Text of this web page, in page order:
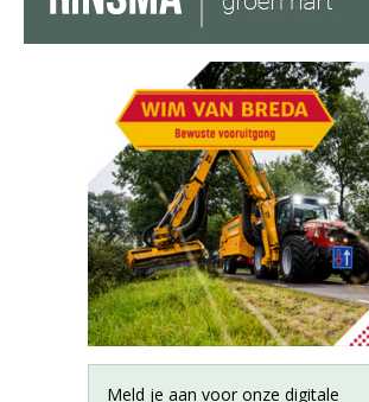
Meld je aan voor onze digitale